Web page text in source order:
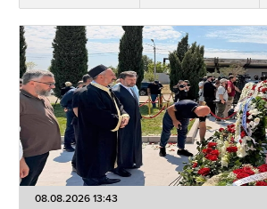
08.08.2026 13:43